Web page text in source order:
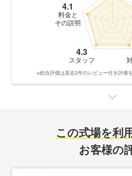
4.3
スタッフ
4.1
料金と
その説明
※総合評価は直近2年のレビュー付き評価
この式場を利
お客様の